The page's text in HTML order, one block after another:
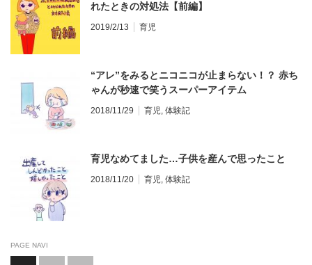
れたときの対処法【前編】
2019/2/13 育児
“アレ”をみるとニコニコが止まらない！？ 赤ち
ゃんが秒速で笑うスーパーアイテム
2018/11/29 育児, 体験記
育児なめてました…子供を産んで思ったこと
2018/11/20 育児, 体験記
PAGE NAVI